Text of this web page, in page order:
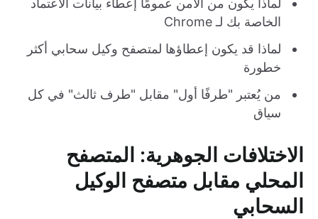
الخاصة بك لـ Chrome
لماذا قد يكون إعطاؤها لمتصفح وكيل سحابي أكثر
خطورة
من يُعتبر "طرفًا أول" مقابل "طرف ثالث" في كل
سياق
الاختلافات الجوهرية: المتصفح
المحلي مقابل متصفح الوكيل
السحابي